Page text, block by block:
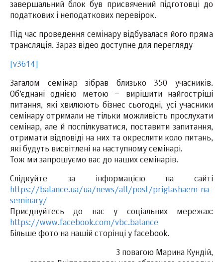
завершальний блок був присвячений підготовці до
податкових і неподаткових перевірок.
Під час проведення семінару відбувалася його пряма
трансляція. Зараз відео доступне для перегляду
[v3614]
Загалом семінар зібрав близько 350 учасників.
Об’єднані однією метою – вирішити найгостріші
питання, які хвилюють бізнес сьогодні, усі учасники
семінару отримали не тільки можливість прослухати
семінар, але й поспілкуватися, поставити запитання,
отримати відповіді на них та окреслити коло питань,
які будуть висвітлені на наступному семінарі.
Тож ми запрошуємо вас до наших семінарів.
Слідкуйте за інформацією на сайті
https://balance.ua/ua/news/all/post/priglashaem-na-
seminary/
Приєднуйтесь до нас у соціальних мережах:
https://www.facebook.com/vbc.balance
Більше фото на нашій сторінці у facebook.
З повагою Марина Кундій,